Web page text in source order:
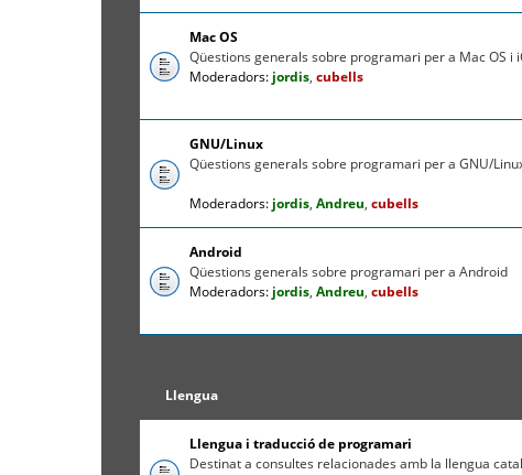
Mac OS
Qüestions generals sobre programari per a Mac OS i
Moderadors: jordis, cubells
GNU/Linux
Qüestions generals sobre programari per a GNU/
Moderadors: jordis, Andreu, cubells
Android
Qüestions generals sobre programari per a Android
Moderadors: jordis, Andreu, cubells
Llengua
Llengua i traducció de programari
Destinat a consultes relacionades amb la llengua